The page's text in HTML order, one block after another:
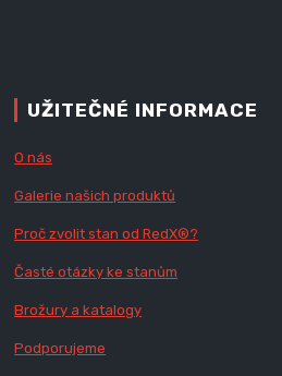
UŽITEČNÉ INFORMACE
O nás
Galerie našich produktů
Proč zvolit stan od RedX®?
Časté otázky ke stanům
Brožury a katalogy
Podporujeme